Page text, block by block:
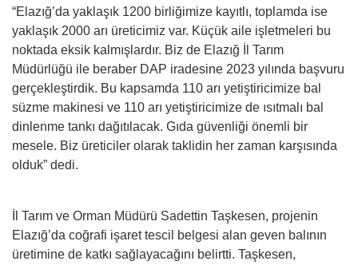
“Elazığ’da yaklaşık 1200 birliğimize kayıtlı, toplamda ise
yaklaşık 2000 arı üreticimiz var. Küçük aile işletmeleri bu
noktada eksik kalmışlardır. Biz de Elazığ İl Tarım
Müdürlüğü ile beraber DAP iradesine 2023 yılında başvuru
gerçekleştirdik. Bu kapsamda 110 arı yetiştiricimize bal
süzme makinesi ve 110 arı yetiştiricimize de ısıtmalı bal
dinlenme tankı dağıtılacak. Gıda güvenliği önemli bir
mesele. Biz üreticiler olarak taklidin her zaman karşısında
olduk” dedi.
İl Tarım ve Orman Müdürü Sadettin Taşkesen, projenin
Elazığ’da coğrafi işaret tescil belgesi alan geven balının
üretimine de katkı sağlayacağını belirtti. Taşkesen,